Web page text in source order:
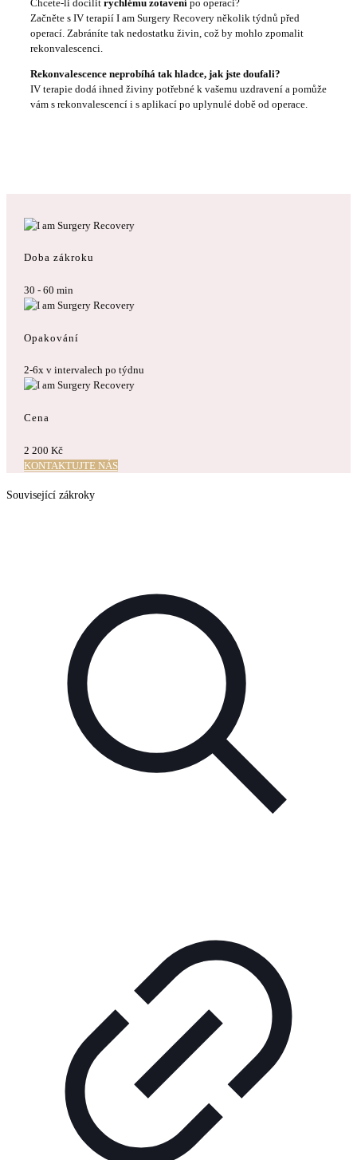
Chcete-li docílit rychlému zotavení po operaci?
Začněte s IV terapií I am Surgery Recovery několik týdnů před
operací. Zabráníte tak nedostatku živin, což by mohlo zpomalit
rekonvalescenci.
Rekonvalescence neprobíhá tak hladce, jak jste doufali?
IV terapie dodá ihned živiny potřebné k vašemu uzdravení a pomůže
vám s rekonvalescencí i s aplikací po uplynulé době od operace.
Doba zákroku
30 - 60 min
Opakování
2-6x v intervalech po týdnu
Cena
2 200 Kč
KONTAKTUJTE NÁS
Související zákroky